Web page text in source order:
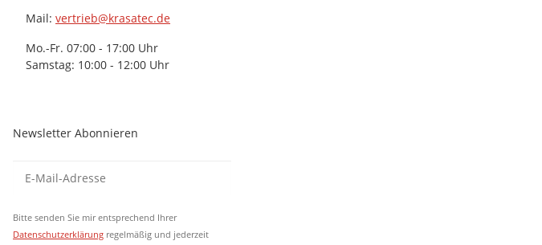
Mail: vertrieb@krasatec.de
Mo.-Fr. 07:00 - 17:00 Uhr
Samstag: 10:00 - 12:00 Uhr
Newsletter Abonnieren
Newsletter Abonnieren
Bitte senden Sie mir entsprechend Ihrer
Datenschutzerklärung regelmäßig und jederzeit